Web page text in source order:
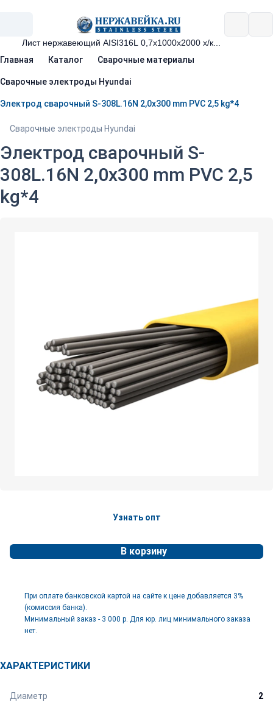
Главная Каталог Сварочные материалы
Сварочные электроды Hyundai
Электрод сварочный S-308L.16N 2,0x300 mm PVC 2,5 kg*4
Сварочные электроды Hyundai
Электрод сварочный S-
308L.16N 2,0x300 mm PVC 2,5
kg*4
Узнать опт
В корзину
При оплате банковской картой на сайте к цене добавляется 3%
(комиссия банка).
Минимальный заказ - 3 000 р. Для юр. лиц минимального заказа
нет.
ХАРАКТЕРИСТИКИ
Диаметр
2